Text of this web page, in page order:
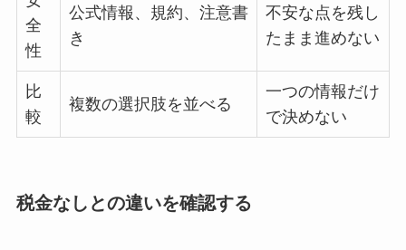
全
性
公式情報、規約、注意書
き
不安な点を残し
たまま進めない
比
較
複数の選択肢を並べる
一つの情報だけ
で決めない
税金なしとの違いを確認する